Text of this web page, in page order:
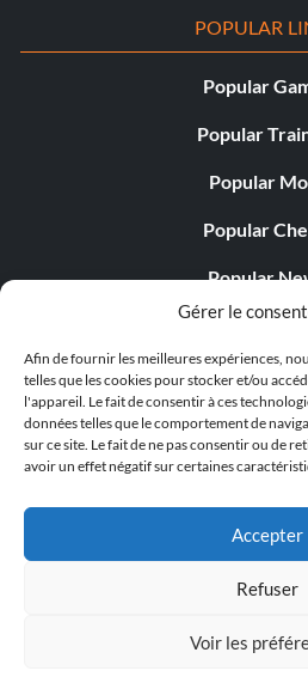
Gérer le
Afin de fournir les meilleures expériences,
telles que les cookies pour stocker et/ou
l'appareil. Le fait de consentir à ces
données telles que le comportement de
sur ce site. Le fait de ne pas consentir ou de
avoir un effet négatif sur certaines
Accepter
Refuser
Voir les
POPULAR
Popular
Popular
Popular
Popular
Popular
Popular
Popular Free
LATEST